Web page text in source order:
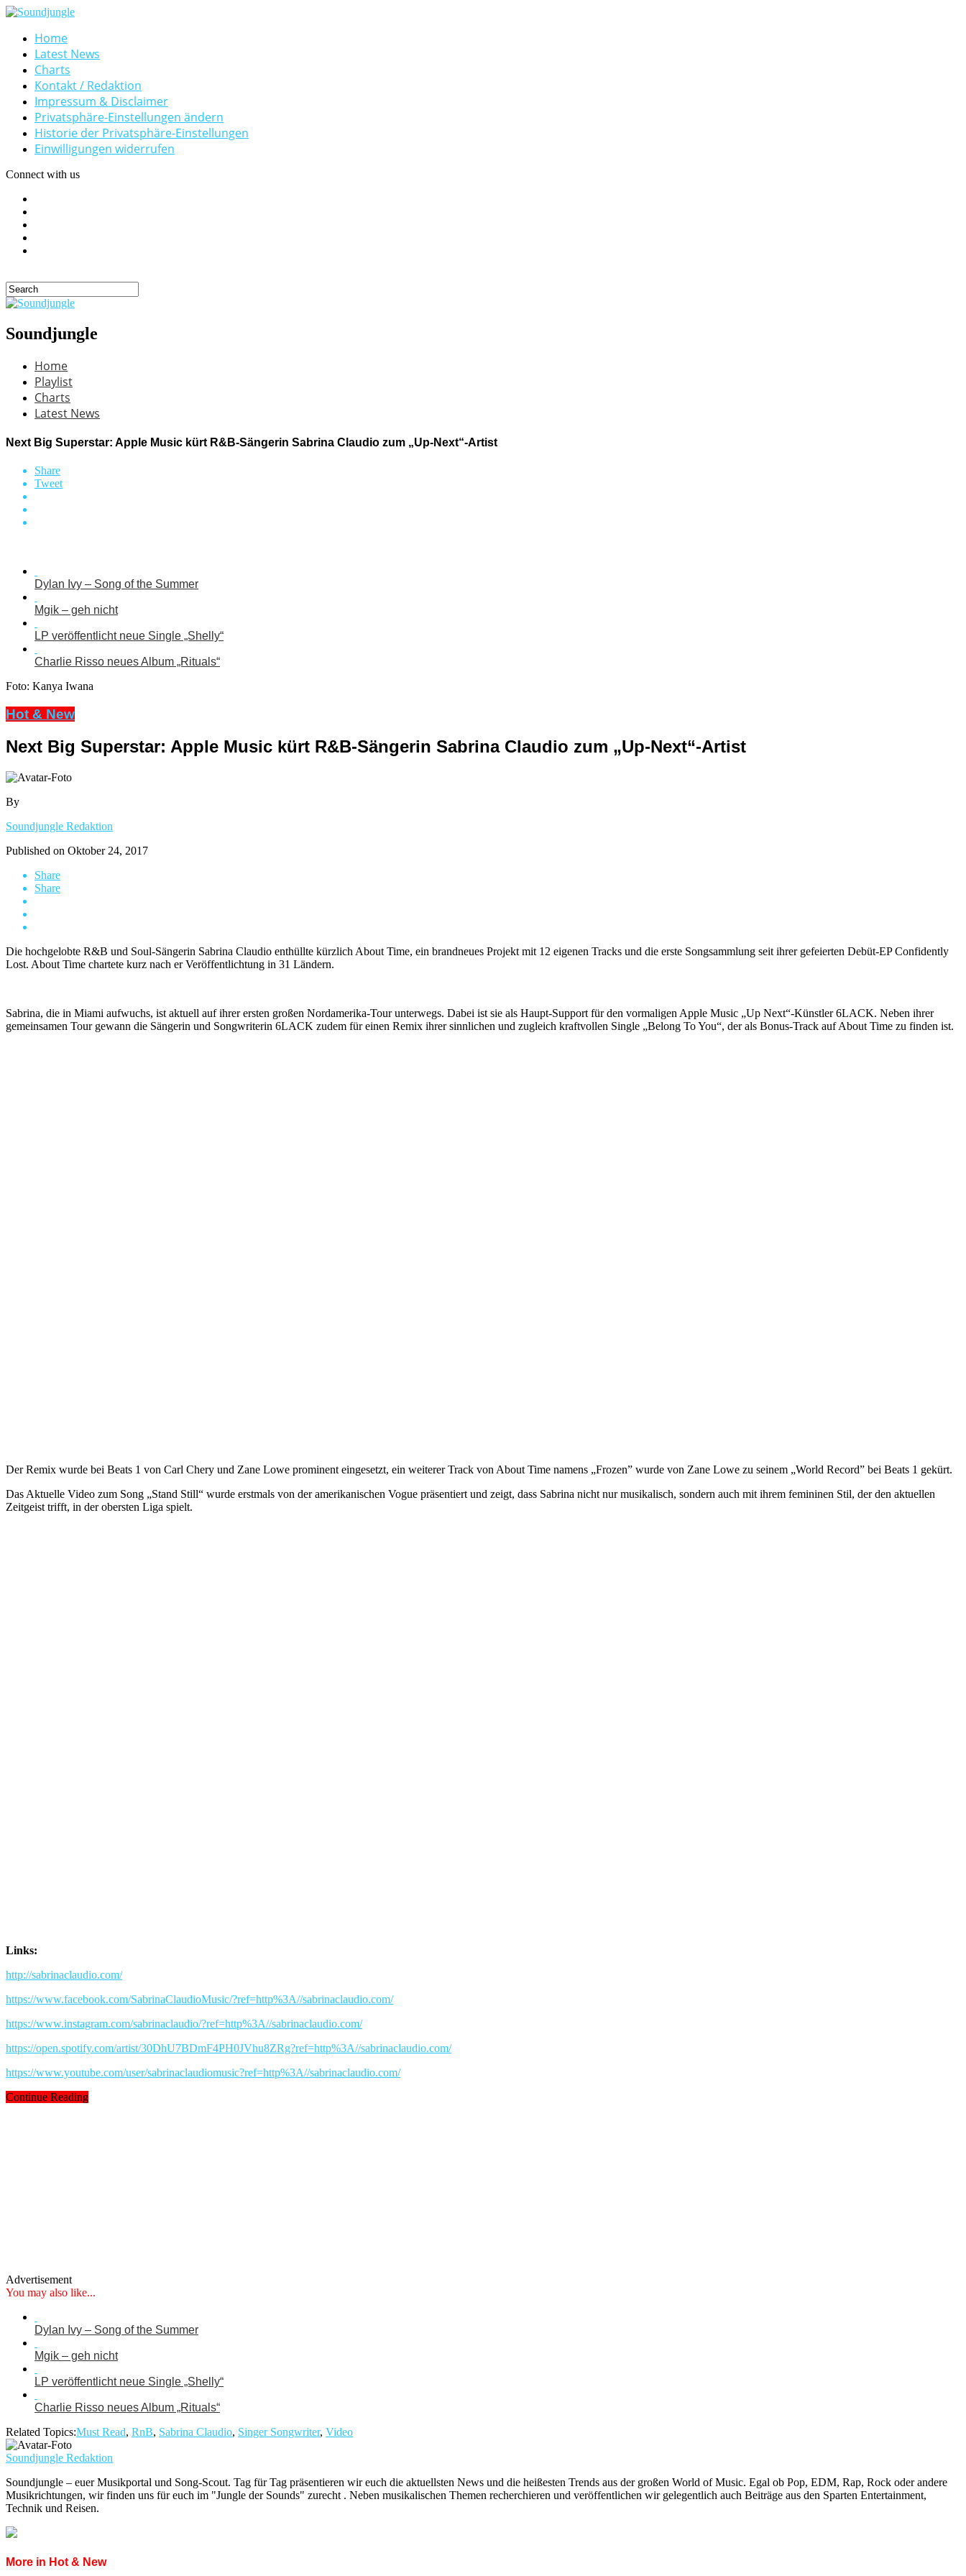
Home
Latest News
Charts
Kontakt / Redaktion
Impressum & Disclaimer
Privatsphäre-Einstellungen ändern
Historie der Privatsphäre-Einstellungen
Einwilligungen widerrufen
Connect with us
Soundjungle
Home
Playlist
Charts
Latest News
Next Big Superstar: Apple Music kürt R&B-Sängerin Sabrina Claudio zum „Up-Next“-Artist
Share
Tweet
Dylan Ivy – Song of the Summer
Mgik – geh nicht
LP veröffentlicht neue Single „Shelly“
Charlie Risso neues Album „Rituals“
Foto: Kanya Iwana
Hot & New
Next Big Superstar: Apple Music kürt R&B-Sängerin Sabrina Claudio zum „Up-Next“-Artist
By
Soundjungle Redaktion
Published on Oktober 24, 2017
Share
Share
Die hochgelobte R&B und Soul-Sängerin Sabrina Claudio enthüllte kürzlich About Time, ein brandneues Projekt mit 12 eigenen Tracks und die erste Songsammlung seit ihrer gefeierten Debüt-EP Confidently
Lost. About Time chartete kurz nach er Veröffentlichtung in 31 Ländern.
Sabrina, die in Miami aufwuchs, ist aktuell auf ihrer ersten großen Nordamerika-Tour unterwegs. Dabei ist sie als Haupt-Support für den vormaligen Apple Music „Up Next“-Künstler 6LACK. Neben ihrer
gemeinsamen Tour gewann die Sängerin und Songwriterin 6LACK zudem für einen Remix ihrer sinnlichen und zugleich kraftvollen Single „Belong To You“, der als Bonus-Track auf About Time zu finden ist.
Der Remix wurde bei Beats 1 von Carl Chery und Zane Lowe prominent eingesetzt, ein weiterer Track von About Time namens „Frozen” wurde von Zane Lowe zu seinem „World Record” bei Beats 1 gekürt.
Das Aktuelle Video zum Song „Stand Still“ wurde erstmals von der amerikanischen Vogue präsentiert und zeigt, dass Sabrina nicht nur musikalisch, sondern auch mit ihrem femininen Stil, der den aktuellen
Zeitgeist trifft, in der obersten Liga spielt.
Links:
http://sabrinaclaudio.com/
https://www.facebook.com/SabrinaClaudioMusic/?ref=http%3A//sabrinaclaudio.com/
https://www.instagram.com/sabrinaclaudio/?ref=http%3A//sabrinaclaudio.com/
https://open.spotify.com/artist/30DhU7BDmF4PH0JVhu8ZRg?ref=http%3A//sabrinaclaudio.com/
https://www.youtube.com/user/sabrinaclaudiomusic?ref=http%3A//sabrinaclaudio.com/
Continue Reading
Advertisement
You may also like...
Dylan Ivy – Song of the Summer
Mgik – geh nicht
LP veröffentlicht neue Single „Shelly“
Charlie Risso neues Album „Rituals“
Related Topics:Must Read, RnB, Sabrina Claudio, Singer Songwriter, Video
Soundjungle Redaktion
Soundjungle – euer Musikportal und Song-Scout. Tag für Tag präsentieren wir euch die aktuellsten News und die heißesten Trends aus der großen World of Music. Egal ob Pop, EDM, Rap, Rock oder andere
Musikrichtungen, wir finden uns für euch im "Jungle der Sounds" zurecht . Neben musikalischen Themen recherchieren und veröffentlichen wir gelegentlich auch Beiträge aus den Sparten Entertainment,
Technik und Reisen.
More in Hot & New